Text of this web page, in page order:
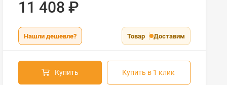
11 408 ₽
Нашли дешевле? Товар Доставим
Купить Купить в 1 клик